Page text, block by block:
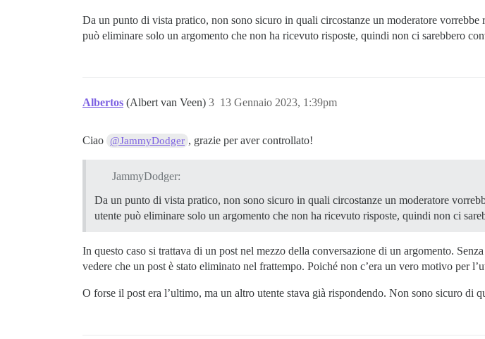
Da un punto di vista pratico, non sono sicuro in quali circostanze un moderatore
può eliminare solo un argomento che non ha ricevuto risposte, quindi non ci sarebbero
Albertos (Albert van Veen) 13 Gennaio 2023, 1:39pm
3
Ciao @JammyDodger , grazie per aver controllato!
JammyDodger:
Da un punto di vista pratico, non sono sicuro in quali circostanze un moderatore
utente può eliminare solo un argomento che non ha ricevuto risposte, quindi non ci
In questo caso si trattava di un post nel mezzo della conversazione di un argomento.
vedere che un post è stato eliminato nel frattempo. Poiché non c’era un vero motivo per
O forse il post era l’ultimo, ma un altro utente stava già rispondendo. Non sono sicuro di